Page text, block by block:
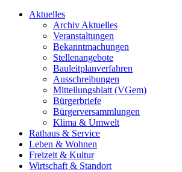
Aktuelles
Archiv Aktuelles
Veranstaltungen
Bekanntmachungen
Stellenangebote
Bauleitplanverfahren
Ausschreibungen
Mitteilungsblatt (VGem)
Bürgerbriefe
Bürgerversammlungen
Klima & Umwelt
Rathaus & Service
Leben & Wohnen
Freizeit & Kultur
Wirtschaft & Standort